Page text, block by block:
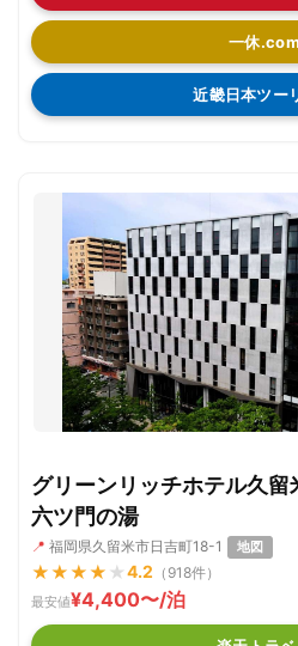
一休.com
近畿日本ツー
グリーンリッチホテル久
六ツ門の湯
📍 福岡県久留米市日吉町18-1 地図
★★★★ ★4.2 （918件）
最安値¥4,400〜/泊